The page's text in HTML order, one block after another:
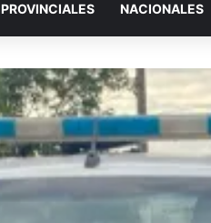
PROVINCIALES NACIONALES